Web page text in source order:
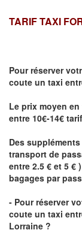
TARIF TAXI
Pour réserver
coute un taxi
Le prix moyen
entre 10€-14€
Des
transport de
entre 2.5 € et 5
bagages par
- Pour réserver
coute un taxi
Lorraine ?